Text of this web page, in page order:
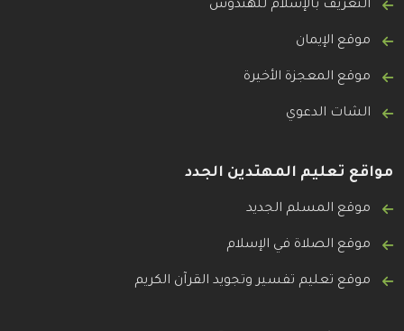
التعريف بالإسلام للهندوس
موقع الإيمان
موقع المعجزة الأخيرة
الشات الدعوي
مواقع تعليم المهتدين الجدد
موقع المسلم الجديد
موقع الصلاة في الإسلام
موقع تعليم تفسير وتجويد القرآن الكريم